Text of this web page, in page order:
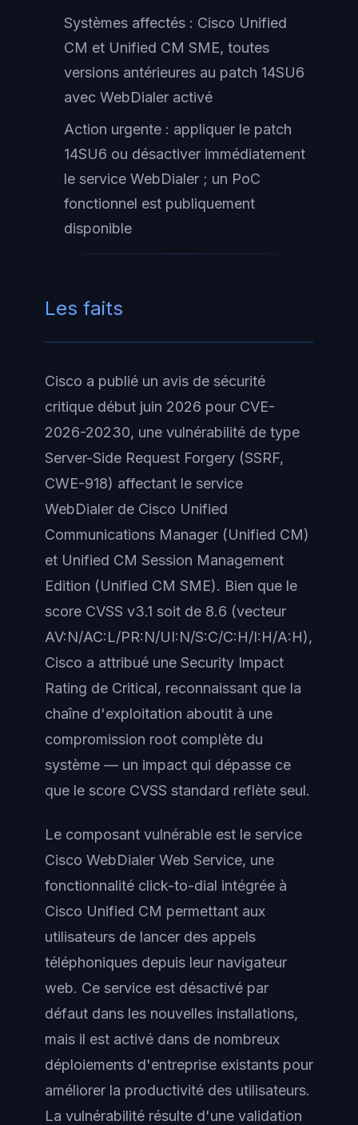
Systèmes affectés : Cisco Unified
CM et Unified CM SME, toutes
versions antérieures au patch 14SU6
avec WebDialer activé
Action urgente : appliquer le patch
14SU6 ou désactiver immédiatement
le service WebDialer ; un PoC
fonctionnel est publiquement
disponible
Les faits
Cisco a publié un avis de sécurité
critique début juin 2026 pour CVE-
2026-20230, une vulnérabilité de type
Server-Side Request Forgery (SSRF,
CWE-918) affectant le service
WebDialer de Cisco Unified
Communications Manager (Unified CM)
et Unified CM Session Management
Edition (Unified CM SME). Bien que le
score CVSS v3.1 soit de 8.6 (vecteur
AV:N/AC:L/PR:N/UI:N/S:C/C:H/I:H/A:H),
Cisco a attribué une Security Impact
Rating de Critical, reconnaissant que la
chaîne d'exploitation aboutit à une
compromission root complète du
système — un impact qui dépasse ce
que le score CVSS standard reflète seul.
Le composant vulnérable est le service
Cisco WebDialer Web Service, une
fonctionnalité click-to-dial intégrée à
Cisco Unified CM permettant aux
utilisateurs de lancer des appels
téléphoniques depuis leur navigateur
web. Ce service est désactivé par
défaut dans les nouvelles installations,
mais il est activé dans de nombreux
déploiements d'entreprise existants pour
améliorer la productivité des utilisateurs.
La vulnérabilité résulte d'une validation